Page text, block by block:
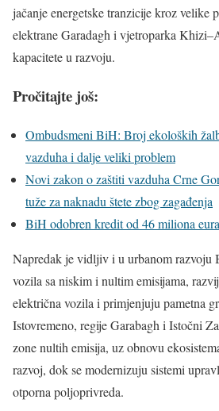
jačanje energetske tranzicije kroz velike
elektrane Garadagh i vjetroparka
kapacitete u razvoju.
Pročitajte još:
Ombudsmeni BiH: Broj ekoloških
vazduha i dalje veliki problem
Novi zakon o zaštiti vazduha Crne
tuže za naknadu štete zbog zagađenja
BiH odobren kredit od 46 miliona
Napredak je vidljiv i u urbanom razvoju
vozila sa niskim i nultim emisijama,
električna vozila i primjenjuju pametna
Istovremeno, regije Garabagh i Istočni
zone nultih emisija, uz obnovu
razvoj, dok se modernizuju sistemi
otporna poljoprivreda.